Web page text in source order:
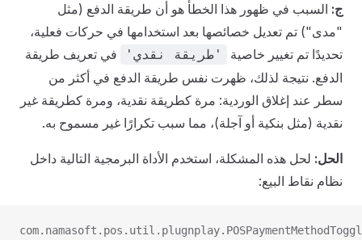
ج: السبب في ظهور هذا الخطأ هو أن طريقة الدفع (مثل
"مدى") تم تعديل خصائصها بعد استخدامها في حركات فعلية،
تحديدًا تم تغيير خاصية
'طريقة نقدي'
في تعريف طريقة
الدفع. نتيجة لذلك، ظهرت نفس طريقة الدفع في أكثر من
سطر عند إغلاق الوردية: مرة كطريقة نقدية، ومرة كطريقة غير
نقدية (مثل بنكية أو آجلة)، مما سبب تكرارًا غير مسموح به.
الحل: لحل هذه المشكلة، استخدم الأداة البرمجية التالية داخل
نظام نقاط البيع: